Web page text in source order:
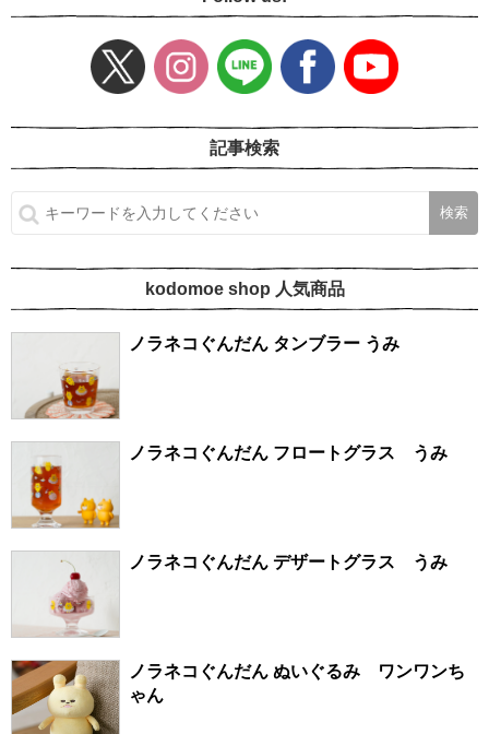
記事検索
kodomoe shop 人気商品
ノラネコぐんだん タンブラー うみ
ノラネコぐんだん フロートグラス うみ
ノラネコぐんだん デザートグラス うみ
ノラネコぐんだん ぬいぐるみ ワンワンち
ゃん